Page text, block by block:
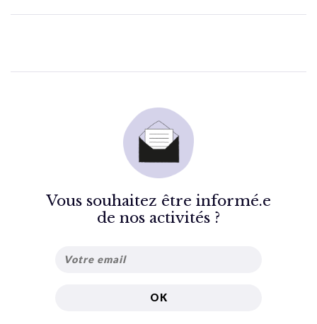
Vous souhaitez être informé.e
de nos activités ?